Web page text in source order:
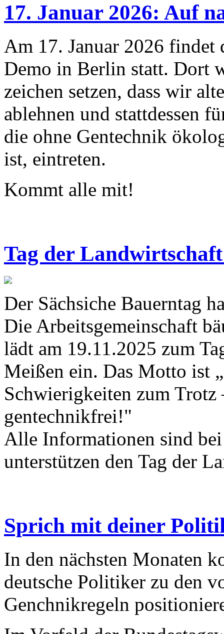
17. Januar 2026: Auf
Am 17. Januar 2026 findet
Demo in Berlin statt. Dort
zeichen setzen, dass wir
ablehnen und stattdessen
die ohne Gentechnik
ist, eintreten.
Kommt alle mit!
Tag der
Der Sächsiche Bauerntag
Die Arbeitsgemeinschaft
lädt am 19.11.2025 zum
Meißen ein. Das Motto ist
Schwierigkeiten zum
gentechnikfrei!"
Alle Informationen sind
unterstützen den Tag der
Sprich mit deiner
In den nächsten Monaten
deutsche Politiker zu den
Genchnikregeln